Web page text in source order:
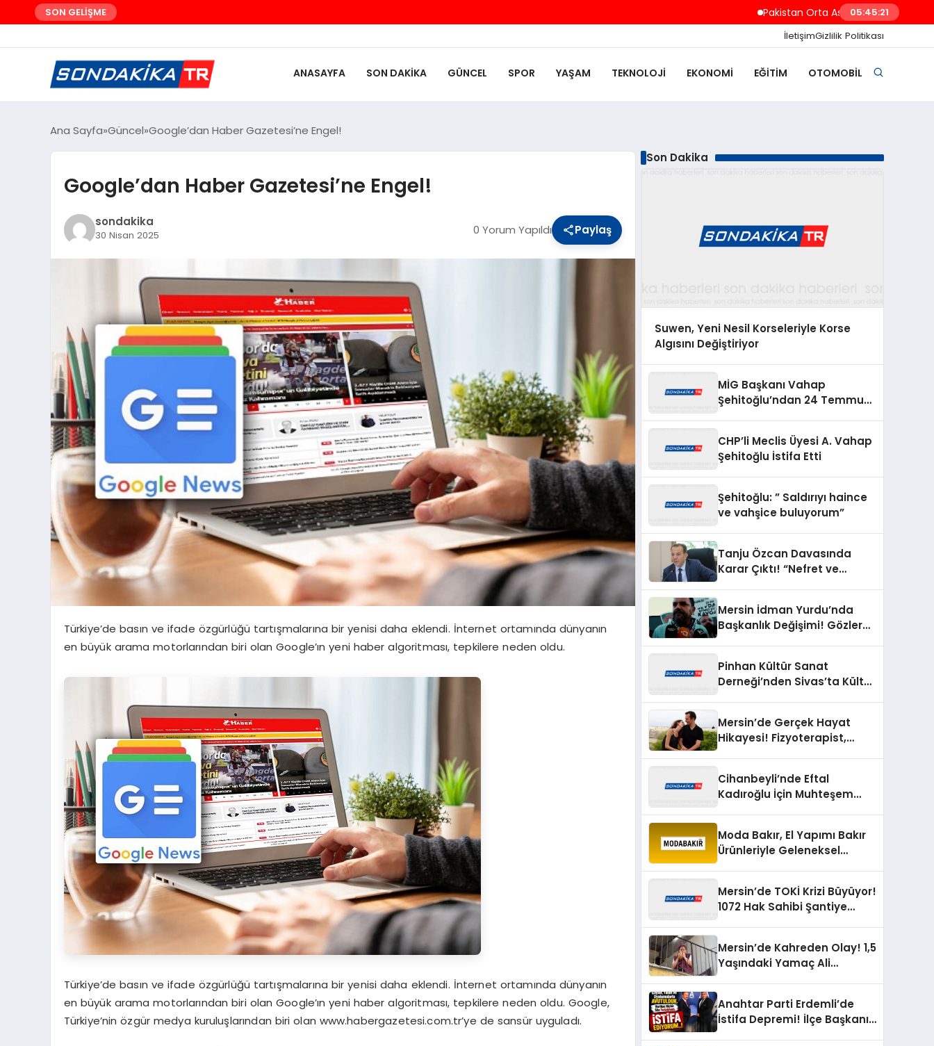
SON GELİŞME Pakistan Orta Asya ve Dost Ülkeler İçin 350
05:45:22
İletişimGizlilik Politikası
ANASAYFA SON DAKIKA GÜNCEL SPOR YAŞAM TEKNOLOJI EKONOMI EĞITIM OTOMOBIL
Ana Sayfa Güncel Google’dan Haber Gazetesi’ne Engel!
Google’dan Haber Gazetesi’ne Engel!
sondakika
30 Nisan 2025 0 Yorum Yapıldı Paylaş
Türkiye’de basın ve ifade özgürlüğü tartışmalarına bir yenisi daha eklendi. İnternet ortamında dünyanın
en büyük arama motorlarından biri olan Google’ın yeni haber algoritması, tepkilere neden oldu.
Türkiye’de basın ve ifade özgürlüğü tartışmalarına bir yenisi daha eklendi. İnternet ortamında dünyanın
en büyük arama motorlarından biri olan Google’ın yeni haber algoritması, tepkilere neden oldu. Google,
Türkiye’nin özgür medya kuruluşlarından biri olan www.habergazetesi.com.tr’ye de sansür uyguladı.
Son Dakika
Suwen, Yeni Nesil Korseleriyle Korse
Algısını Değiştiriyor
MİG Başkanı Vahap
Şehitoğlu’ndan 24 Temmuz
Konuşuyoruz”
CHP’li Meclis Üyesi A. Vahap
Şehitoğlu İstifa Etti
Şehitoğlu: ” Saldırıyı haince
ve vahşice buluyorum”
Tanju Özcan Davasında
Karar Çıktı! “Nefret ve
Mersin İdman Yurdu’nda
Başkanlık Değişimi! Gözler
Pinhan Kültür Sanat
Derneği’nden Sivas’ta Kültür
Mersin’de Gerçek Hayat
Hikayesi! Fizyoterapist,
Cihanbeyli’nde Eftal
Kadıroğlu İçin Muhteşem
Oldu
Moda Bakır, El Yapımı Bakır
Ürünleriyle Geleneksel
Mersin’de TOKİ Krizi Büyüyor!
1072 Hak Sahibi Şantiye
Mersin’de Kahreden Olay! 1,5
Yaşındaki Yamaç Ali
Anahtar Parti Erdemli’de
İstifa Depremi! İlçe Başkanı